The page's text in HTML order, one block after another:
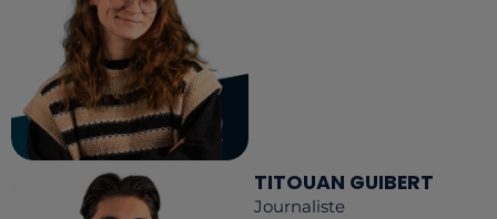
TITOUAN GUIBERT
Journaliste